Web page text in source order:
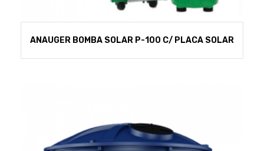
ANAUGER BOMBA SOLAR P-100 C/ PLACA SOLAR